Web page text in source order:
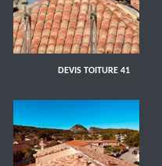
DEVIS TOITURE 41